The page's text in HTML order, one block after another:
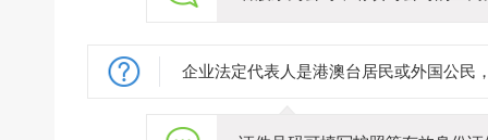
企业法定代表人是港澳台居民或外国公民